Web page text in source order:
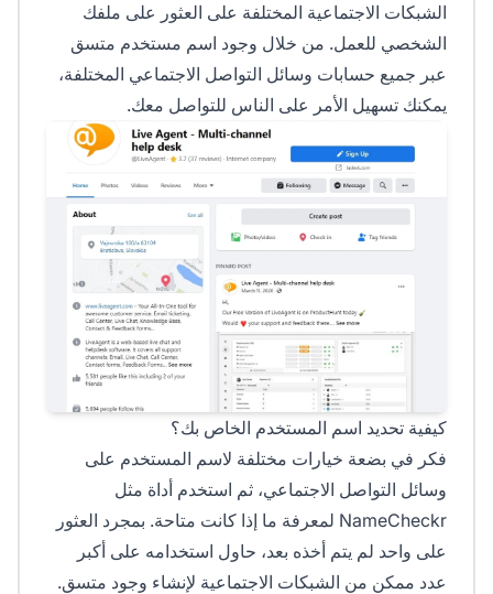
الشبكات الاجتماعية المختلفة على العثور على ملفك
الشخصي للعمل. من خلال وجود اسم مستخدم متسق
عبر جميع حسابات وسائل التواصل الاجتماعي المختلفة،
يمكنك تسهيل الأمر على الناس للتواصل معك.
كيفية تحديد اسم المستخدم الخاص بك؟
فكر في بضعة خيارات مختلفة لاسم المستخدم على
وسائل التواصل الاجتماعي، ثم استخدم أداة مثل
NameCheckr لمعرفة ما إذا كانت متاحة. بمجرد العثور
على واحد لم يتم أخذه بعد، حاول استخدامه على أكبر
عدد ممكن من الشبكات الاجتماعية لإنشاء وجود متسق.